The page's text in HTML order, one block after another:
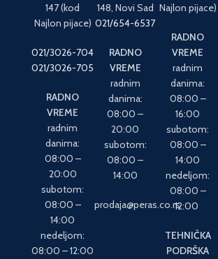
147 (kod
Najlon pijace)
021/3026-704
021/3026-705
RADNO
VREME
radnim
danima:
08:00 –
20:00
subotom:
08:00 –
14:00
nedeljom:
08:00 – 12:00
148, Novi Sad
021/654-6537
RADNO
VREME
radnim
danima:
08:00 –
20:00
subotom:
08:00 –
14:00
prodaja@peras.co.rs
Najlon pijace)
RADNO
VREME
radnim
danima:
08:00 –
16:00
subotom:
08:00 –
14:00
nedeljom:
08:00 –
12:00
TEHNIČKA
PODRŠKA